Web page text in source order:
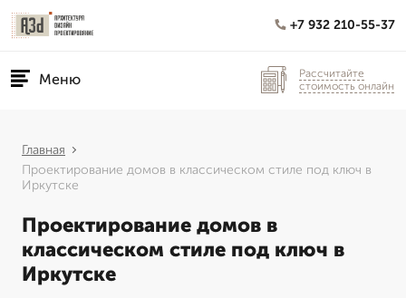
+7 932 210-55-37
Меню
Рассчитайте
стоимость онлайн
Главная
Проектирование домов в классическом стиле под ключ в
Иркутске
Проектирование домов в
классическом стиле под ключ в
Иркутске